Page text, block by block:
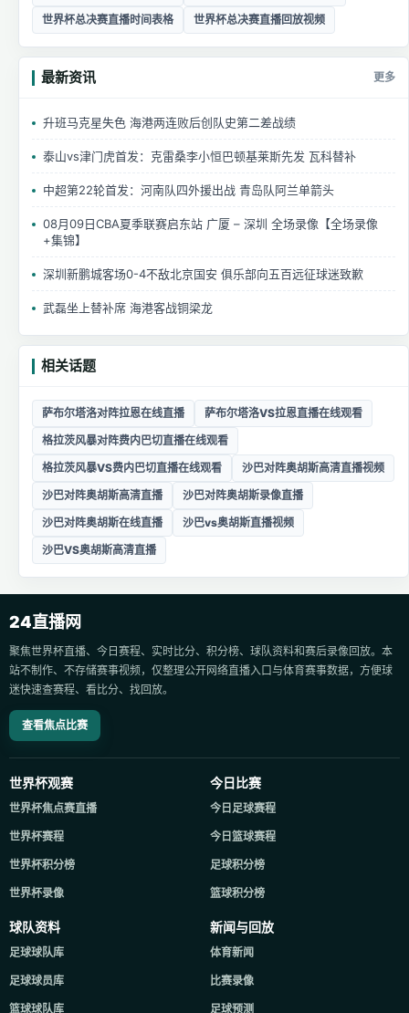
世界杯总决赛直播时间表格
世界杯总决赛直播回放视频
最新资讯 更多
升班马克星失色 海港两连败后创队史第二差战绩
泰山vs津门虎首发：克雷桑李小恒巴顿基莱斯先发 瓦科替补
中超第22轮首发：河南队四外援出战 青岛队阿兰单箭头
08月09日CBA夏季联赛启东站 广厦 – 深圳 全场录像【全场录像
+集锦】
深圳新鹏城客场0-4不敌北京国安 俱乐部向五百远征球迷致歉
武磊坐上替补席 海港客战铜梁龙
相关话题
萨布尔塔洛对阵拉恩在线直播
萨布尔塔洛VS拉恩直播在线观看
格拉茨风暴对阵费内巴切直播在线观看
格拉茨风暴VS费内巴切直播在线观看
沙巴对阵奥胡斯高清直播视频
沙巴对阵奥胡斯高清直播
沙巴对阵奥胡斯录像直播
沙巴对阵奥胡斯在线直播
沙巴vs奥胡斯直播视频
沙巴VS奥胡斯高清直播
24直播网
聚焦世界杯直播、今日赛程、实时比分、积分榜、球队资料和赛后录像回放。本
站不制作、不存储赛事视频，仅整理公开网络直播入口与体育赛事数据，方便球
迷快速查赛程、看比分、找回放。
查看焦点比赛
世界杯观赛
世界杯焦点赛直播
世界杯赛程
世界杯积分榜
世界杯录像
今日比赛
今日足球赛程
今日篮球赛程
足球积分榜
篮球积分榜
球队资料
足球球队库
足球球员库
篮球球队库
新闻与回放
体育新闻
比赛录像
足球预测